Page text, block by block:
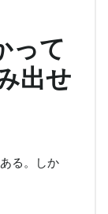
って
出せ
る。しか